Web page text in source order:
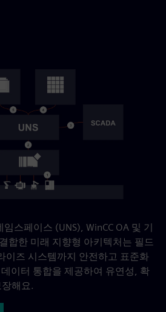
스페이스 (UNS), WinCC OA 및 기
합한 미래 지향형 아키텍처는 필드
이즈 시스템까지 안전하고 표준화
이터 통합을 제공하여 유연성, 확
해요.